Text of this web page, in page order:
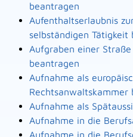
beantragen
Aufenthaltserlaubnis
selbständigen Tätigkeit
Aufgraben einer
beantragen
Aufnahme als
Rechtsanwaltskammer
Aufnahme als
Aufnahme in die
Aufnahme in die